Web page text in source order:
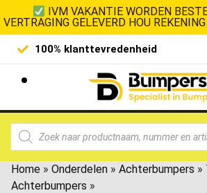
IVM VAKANTIE WORDEN
VERTRAGING GELEVERD HOU
100% klanttevredenheid
Home » Onderdelen » Achterbumpers »
Achterbumpers »